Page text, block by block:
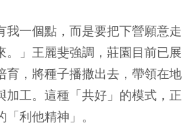
我一個點，而是要把下營願意走
。」王麗斐強調，莊園目前已展
育，將種子播撒出去，帶領在地
加工。這種「共好」的模式，正
利他精神」。